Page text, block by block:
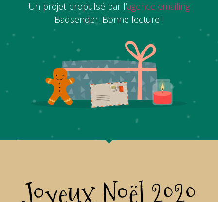
Un projet propulsé par l’agence emailing
Badsender. Bonne lecture !
Joyeux Noël 2020